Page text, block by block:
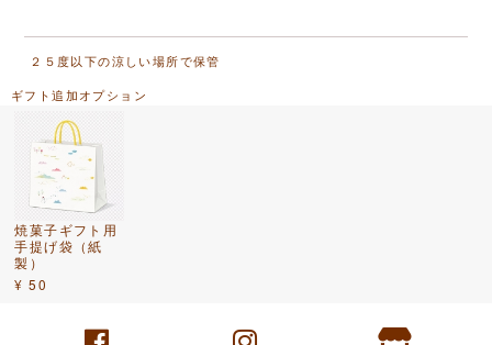
２５度以下の涼しい場所で保管
ギフト追加オプション
焼菓子ギフト用
手提げ袋（紙
製）
¥ 50